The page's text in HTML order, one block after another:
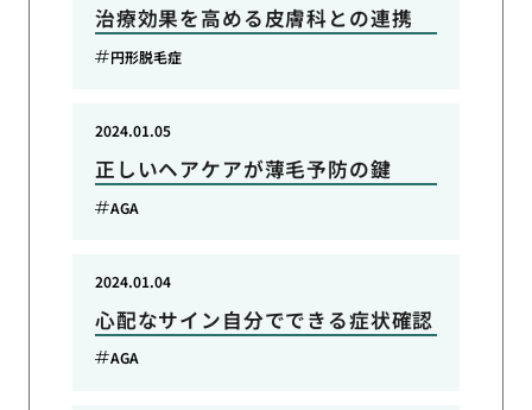
治療効果を高める皮膚科との連携
円形脱毛症
正しいヘアケアが薄毛予防の鍵
2024.01.05
AGA
心配なサイン自分でできる症状確認
2024.01.04
AGA